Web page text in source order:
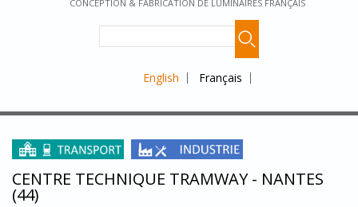
CONCEPTION & FABRICATION DE LUMINAIRES FRANÇAIS
English Français
CENTRE TECHNIQUE TRAMWAY - NANTES
(44)